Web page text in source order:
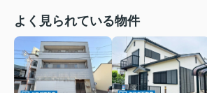
よく見られている物件